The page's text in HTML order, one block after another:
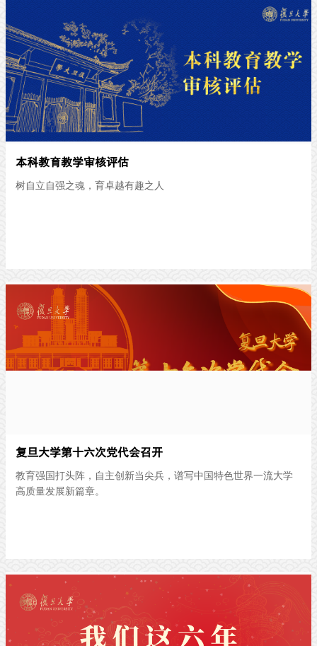
本科教育教学审核评估
树自立自强之魂，育卓越有趣之人
复旦大学第十六次党代会召开
教育强国打头阵，自主创新当尖兵，谱写中国特色世界一流大学
高质量发展新篇章。